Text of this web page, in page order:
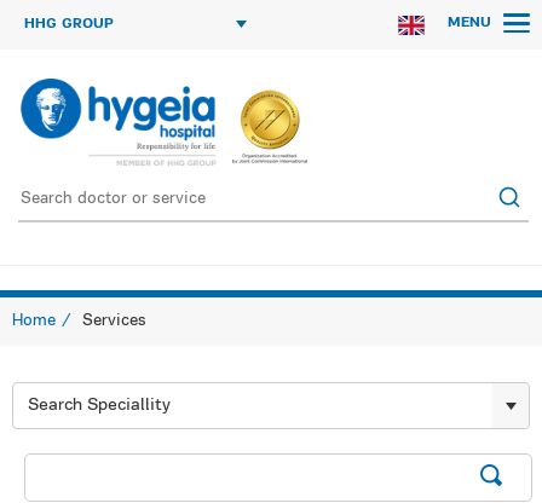
HHG GROUP MENU
Home Services
Search Speciallity